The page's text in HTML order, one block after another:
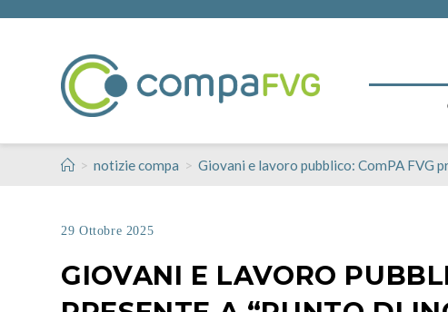
> notizie compa > Giovani e lavoro pubblico: ComPA FVG
29 Ottobre 2025
GIOVANI E LAVORO